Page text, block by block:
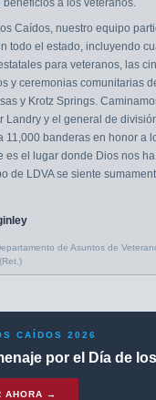
Caídos, nuestro equipo
todo el estado, incluyendo
para veteranos, las
y ceremonias comunitarias
y Krotz Springs.
Landry y el general de
11,000 banderas en honor a
es el lugar donde Dios nos
de LDVA se siente
de Asuntos de
CAÍDOS 2026
por el Día de
AHORA →